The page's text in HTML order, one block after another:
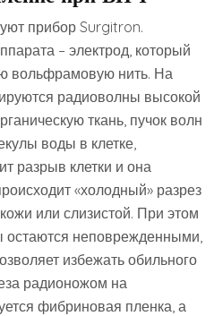
прибор Surgitron.
– электрод, который
вольфрамовую нить. На
радиоволны высокой
ткань, пучок волн
воды в клетке,
разрыв клетки и она
«холодный» разрез
или слизистой. При этом
неповрежденными,
избежать обильного
радионожом на
фибриновая пленка, а